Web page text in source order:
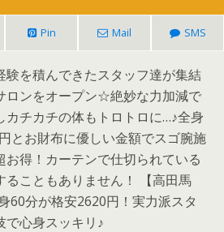
Pin Mail SMS
験を積んできたスタッフ達が集結
ロンをオープン☆絶妙な力加減で
カチカチの体もトロトロに…♪全身
とお財布に優しい金額でスゴ腕施
得！カーテンで仕切られている
ることもありません！ 【高田馬
60分が格安2620円！実力派スタ
で心身スッキリ♪